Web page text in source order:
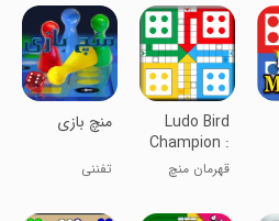
Ludo Bird
Champion :
Knight R
قهرمان منچ
منچ بازی
تفننی